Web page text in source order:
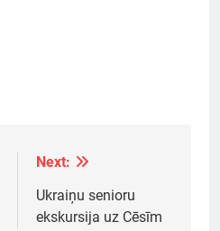
Next:
Ukraiņu senioru
ekskursija uz Cēsīm